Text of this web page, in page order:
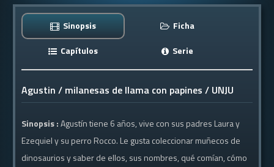
Sinopsis
Ficha
Capítulos
Serie
Agustin / milanesas de llama con papines / UNJU
Sinopsis :Agustín tiene 6 años, vive con sus padres Laura y
Ezequiel y su perro Rocco. Le gusta coleccionar muñecos de
dinosaurios y saber de ellos, sus nombres, qué comían, cómo